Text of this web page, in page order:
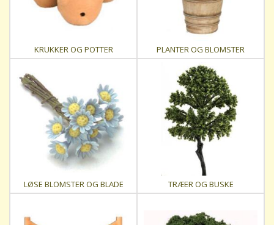
KRUKKER OG POTTER PLANTER OG BLOMSTER
LØSE BLOMSTER OG BLADE TRÆER OG BUSKE